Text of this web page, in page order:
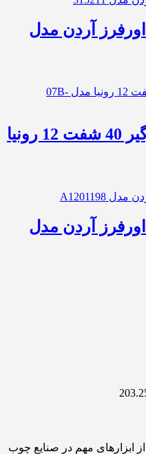
اورفرز آردن مدل
تيغ پرداخت قطر 12 كارگير 40 شفت 12 رونيا
اورفرز آردن مدل
ابزارهای مهم در صنایع چوب